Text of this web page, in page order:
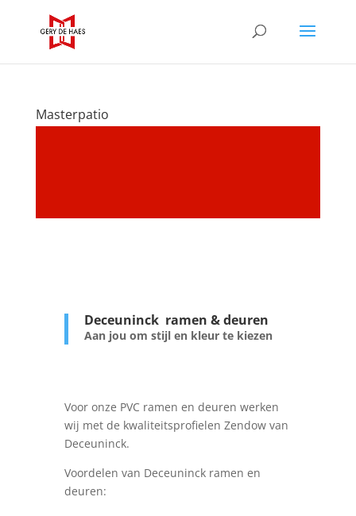
Masterpatio
Deceuninck ramen & deuren
Aan jou om stijl en kleur te kiezen
Voor onze PVC ramen en deuren werken
wij met de kwaliteitsprofielen Zendow van
Deceuninck.
Voordelen van Deceuninck ramen en
deuren: